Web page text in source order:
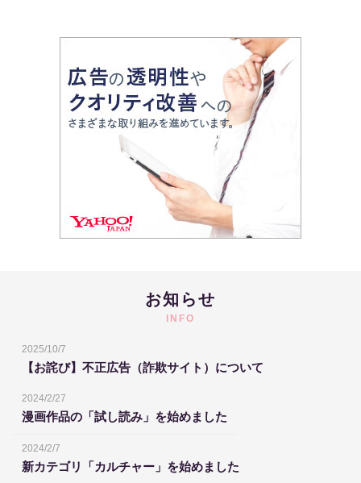
お知らせ
INFO
2025/10/7
【お詫び】不正広告（詐欺サイト）について
2024/2/27
漫画作品の「試し読み」を始めました
2024/2/7
新カテゴリ「カルチャー」を始めました